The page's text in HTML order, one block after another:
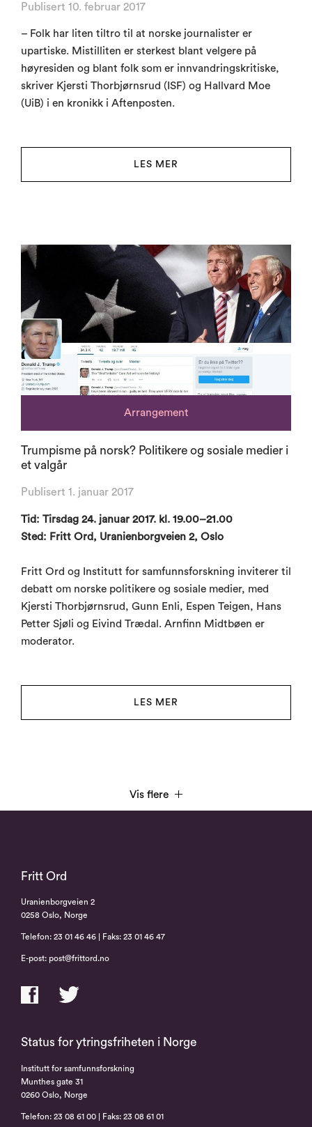
Publisert 10. februar 2017
– Folk har liten tiltro til at norske journalister er
upartiske. Mistilliten er sterkest blant velgere på
høyresiden og blant folk som er innvandringskritiske,
skriver Kjersti Thorbjørnsrud (ISF) og Hallvard Moe
(UiB) i en kronikk i Aftenposten.
LES MER
Arrangement
Trumpisme på norsk? Politikere og sosiale medier i
et valgår
Publisert 1. januar 2017
Tid: Tirsdag 24. januar 2017. kl. 19.00–21.00
Sted: Fritt Ord, Uranienborgveien 2, Oslo
Fritt Ord og Institutt for samfunnsforskning inviterer til
debatt om norske politikere og sosiale medier, med
Kjersti Thorbjørnsrud, Gunn Enli, Espen Teigen, Hans
Petter Sjøli og Eivind Trædal. Arnfinn Midtbøen er
moderator.
LES MER
Vis flere
Fritt Ord
Uranienborgveien 2
0258 Oslo, Norge
Telefon: 23 01 46 46 | Faks: 23 01 46 47
E-post: post@frittord.no
Status for ytringsfriheten i Norge
Institutt for samfunnsforskning
Munthes gate 31
0260 Oslo, Norge
Telefon: 23 08 61 00 | Faks: 23 08 61 01